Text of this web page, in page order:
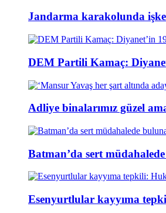
Jandarma karakolunda
DEM Partili Kamaç:
Adliye binalarımız güzel
Batman’da sert
Esenyurtlular kayyıma